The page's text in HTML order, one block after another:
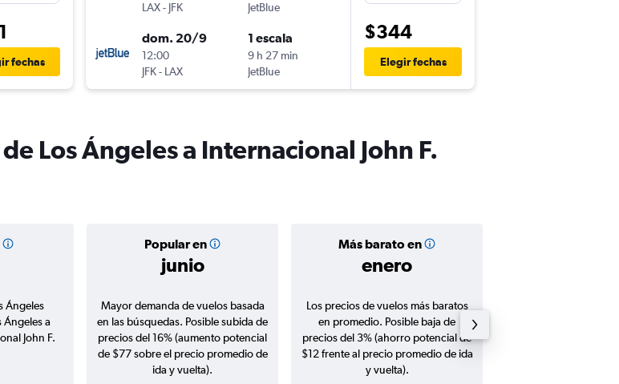
fechas
LAX- JFK
JetBlue
dom. 20/9
12:00
JFK- LAX
1 escala
9 h 27 min
JetBlue
$344
Elegir fechas
Los Ángeles a Internacional John F.
Popular en
junio
Más barato en
enero
Ángeles
Ángeles a
John F.
Mayor demanda de vuelos basada
en las búsquedas. Posible subida de
precios del 16% (aumento potencial
de $77 sobre el precio promedio de
ida y vuelta).
Los precios de vuelos más baratos
en promedio. Posible baja de
precios del 3% (ahorro potencial de
$12 frente al precio promedio de ida
y vuelta).